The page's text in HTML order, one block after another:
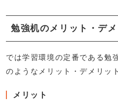
勉強机のメリット・デメ
では学習環境の定番である勉
のようなメリット・デメリッ
メリット